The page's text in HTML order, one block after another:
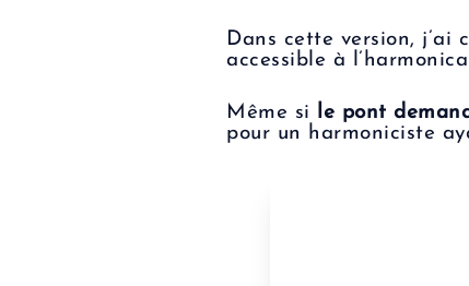
Dans cette version, j’ai
accessible à
Même si le pont
pour un harmoniciste